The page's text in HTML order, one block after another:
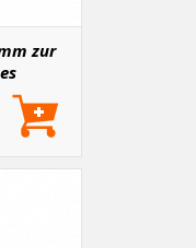
zur